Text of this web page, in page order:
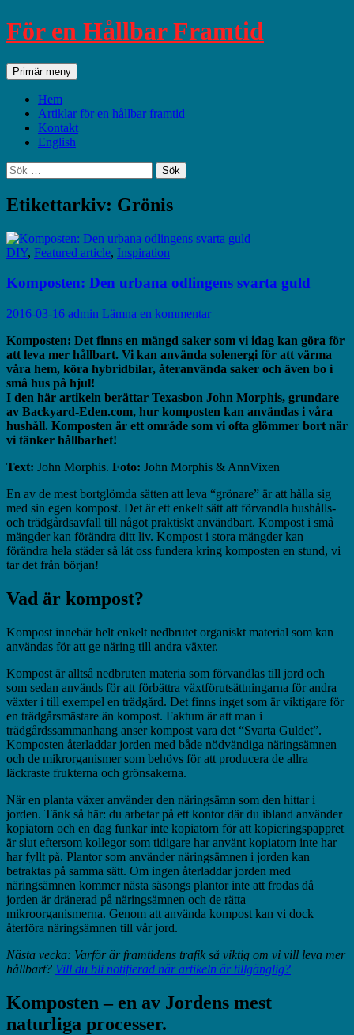
För en Hållbar Framtid
SökPrimär meny Hoppa
till
Hem
Artiklar för en hållbar framtid
Kontakt
English
Sök
efter:
Etikettarkiv: Grönis
DIY, Featured article, Inspiration
Komposten: Den urbana odlingens svarta guld
2016-03-16 admin Lämna en kommentar
Komposten: Det finns en mängd saker som vi idag kan göra för
att leva mer hållbart. Vi kan använda solenergi för att värma
våra hem, köra hybridbilar, återanvända saker och även bo i
små hus på hjul!
I den här artikeln berättar Texasbon John Morphis, grundare
av Backyard-Eden.com, hur komposten kan användas i våra
hushåll. Komposten är ett område som vi ofta glömmer bort när
vi tänker hållbarhet!
Text: John Morphis. Foto: John Morphis & AnnVixen
En av de mest bortglömda sätten att leva “grönare” är att hålla sig
med sin egen kompost. Det är ett enkelt sätt att förvandla hushålls-
och trädgårdsavfall till något praktiskt användbart. Kompost i små
mängder kan förändra ditt liv. Kompost i stora mängder kan
förändra hela städer så låt oss fundera kring komposten en stund, vi
tar det från början!
Vad är kompost?
Kompost innebär helt enkelt nedbrutet organiskt material som kan
användas för att ge näring till andra växter.
Kompost är alltså nedbruten materia som förvandlas till jord och
som sedan används för att förbättra växtförutsättningarna för andra
växter i till exempel en trädgård. Det finns inget som är viktigare för
en trädgårsmästare än kompost. Faktum är att man i
trädgårdssammanhang anser kompost vara det “Svarta Guldet”.
Komposten återladdar jorden med både nödvändiga näringsämnen
och de mikrorganismer som behövs för att producera de allra
läckraste frukterna och grönsakerna.
När en planta växer använder den näringsämn som den hittar i
jorden. Tänk så här: du arbetar på ett kontor där du ibland använder
kopiatorn och en dag funkar inte kopiatorn för att kopieringspappret
är slut eftersom kollegor som tidigare har använt kopiatorn inte har
har fyllt på. Plantor som använder näringsämnen i jorden kan
betraktas på samma sätt. Om ingen återladdar jorden med
näringsämnen kommer nästa säsongs plantor inte att frodas då
jorden är dränerad på näringsämnen och de rätta
mikroorganismerna. Genom att använda kompost kan vi dock
återföra näringsämnen till vår jord.
Nästa vecka: Varför är framtidens trafik så viktig om vi vill leva mer
hållbart? Vill du bli notifierad när artikeln är tillgänglig?
Komposten – en av Jordens mest
naturliga processer.